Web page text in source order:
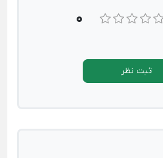
0
ثبت نظر